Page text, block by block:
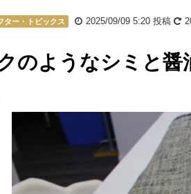
ター・トピックス 2025/09/09 5:20投稿
のようなシミと醤